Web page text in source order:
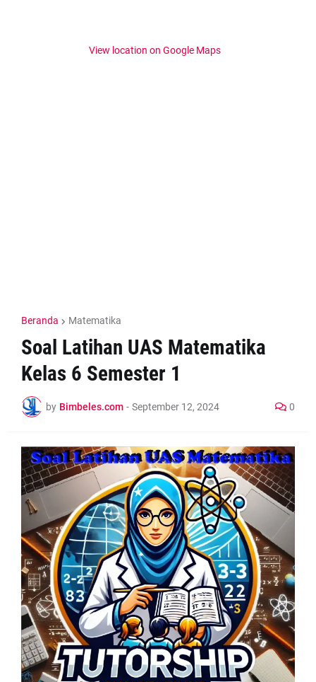
View location on Google Maps
Beranda Matematika
Soal Latihan UAS Matematika
Kelas 6 Semester 1
by Bimbeles.com - September 12, 2024 0